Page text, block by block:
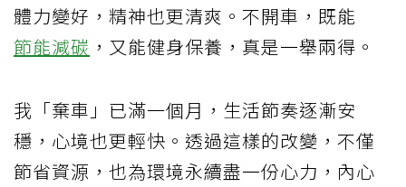
體力變好，精神也更清爽。不開車，既能
節能減碳 ，又能健身保養，真是一舉兩得。
我「棄車」已滿一個月，生活節奏逐漸安
穩，心境也更輕快。透過這樣的改變，不僅
節省資源，也為環境永續盡一份心力，內心